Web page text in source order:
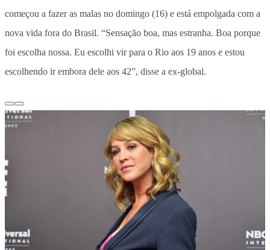
começou a fazer as malas no domingo (16) e está empolgada com a
nova vida fora do Brasil. “Sensação boa, mas estranha. Boa porque
foi escolha nossa. Eu escolhi vir para o Rio aos 19 anos e estou
escolhendo ir embora dele aos 42”, disse a ex-global.